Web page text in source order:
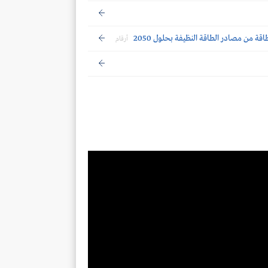
أرقام